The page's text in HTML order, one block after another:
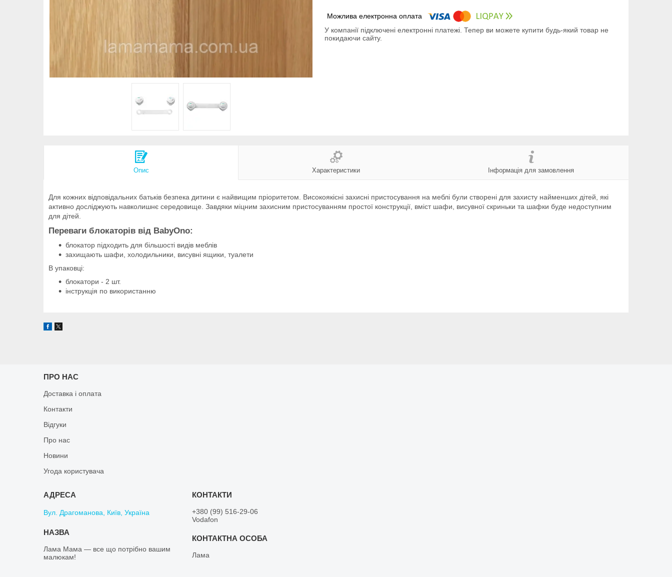
У компанії підключені електронні платежі. Тепер ви можете купити будь-який товар не
покидаючи сайту.
Опис Характеристики Інформація для замовлення
Для кожних відповідальних батьків безпека дитини є найвищим пріоритетом. Високоякісні захисні пристосування на меблі були створені для захисту найменших дітей, які
активно досліджують навколишнє середовище. Завдяки міцним захисним пристосуванням простої конструкції, вміст шафи, висувної скриньки та шафки буде недоступним
для дітей.
Переваги блокаторів від BabyOno:
блокатор підходить для більшості видів меблів
захищають шафи, холодильники, висувні ящики, туалети
В упаковці:
блокатори - 2 шт.
інструкція по використанню
ПРО НАС
Доставка і оплата
Контакти
Відгуки
Про нас
Новини
Угода користувача
Вул. Драгоманова, Київ, Україна
Лама Мама — все що потрібно вашим
малюкам!
+380 (99) 516-29-06
Vodafon
Лама